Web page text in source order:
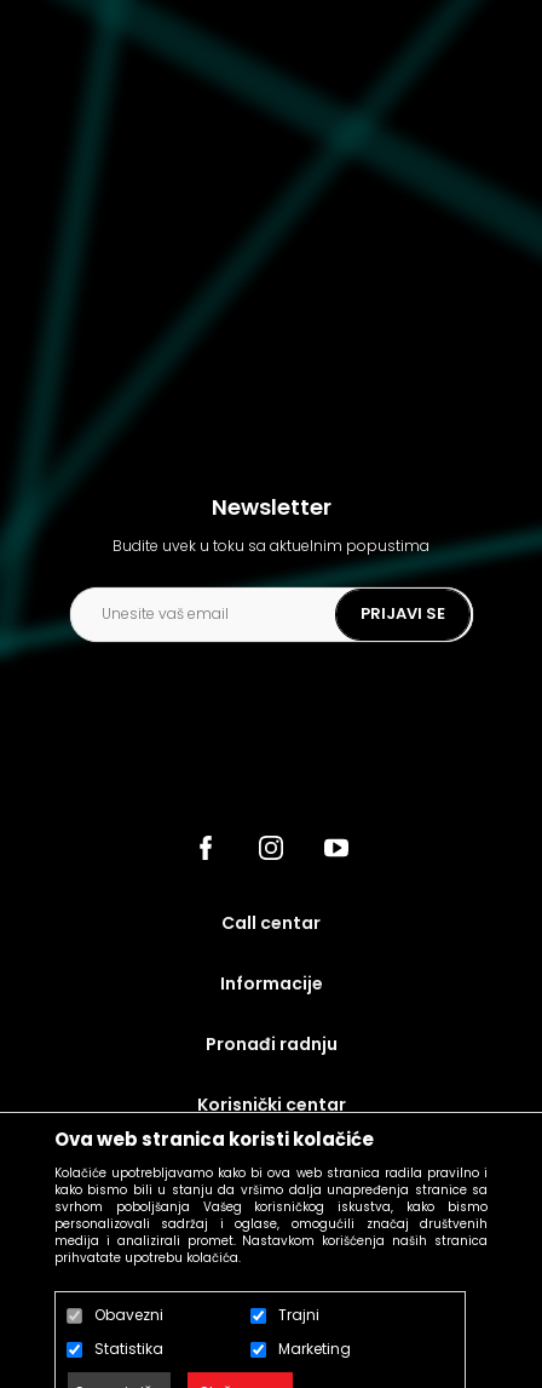
Ova web stranica koristi kolačiće
Kolačiće upotrebljavamo kako bi ova web stranica radila pravilno i
kako bismo bili u stanju da vršimo dalja unapređenja stranice sa
svrhom poboljšanja Vašeg korisničkog iskustva, kako bismo
personalizovali sadržaj i oglase, omogućili značaj društvenih
medija i analizirali promet. Nastavkom korišćenja naših stranica
prihvatate upotrebu kolačića.
Obavezni
Trajni
Statistika
Marketing
Newsletter
Budite uvek u toku sa aktuelnim popustima
PRIJAVI SE
call centar
Informacije
Pronađi radnju
korisnički centar
uslovi prodaje